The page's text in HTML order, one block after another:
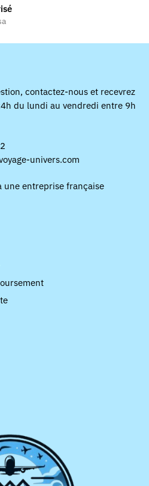
contactez-nous et recevrez
du lundi au vendredi entre 9h
univers.com
une entreprise française